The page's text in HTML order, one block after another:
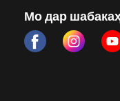
Мо дар